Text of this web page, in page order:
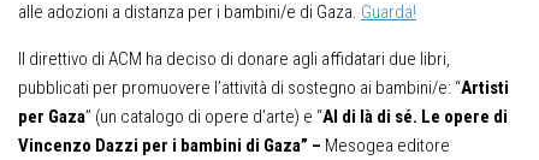
alle adozioni a distanza per i bambini/e di Gaza. Guarda!
Il direttivo di ACM ha deciso di donare agli affidatari due libri,
pubblicati per promuovere l’attività di sostegno ai bambini/e: “Artisti
per Gaza” (un catalogo di opere d’arte) e “Al di là di sé. Le opere di
Vincenzo Dazzi per i bambini di Gaza” – Mesogea editore